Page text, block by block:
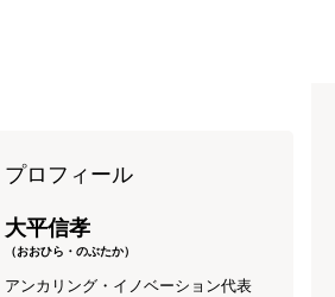
プロフィール
大平信孝
（おおひら・のぶたか）
アンカリング・イノベーション代表